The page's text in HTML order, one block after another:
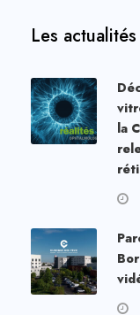
Les actualités
la